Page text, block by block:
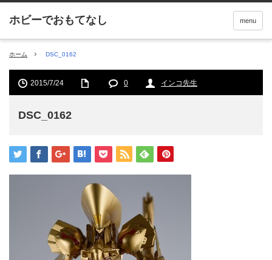
menu
ホーム DSC_0162
2015/7/24 0 インコ先生
DSC_0162